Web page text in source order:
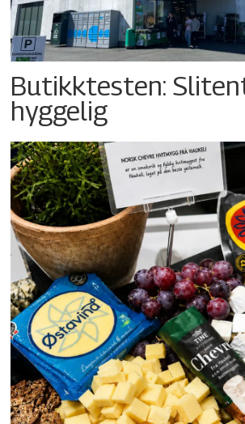
Butikktesten:
hyggelig